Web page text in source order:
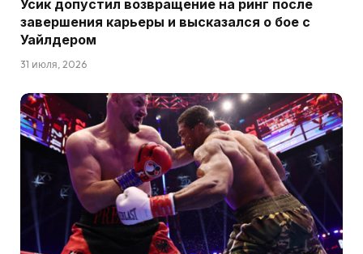
Усик допустил возвращение на ринг после
завершения карьеры и высказался о бое с
Уайлдером
31 июля, 2026